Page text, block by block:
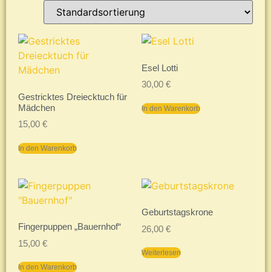
Gestricktes Dreiecktuch für
Mädchen
15,00 €
In den Warenkorb
Esel Lotti
30,00 €
In den Warenkorb
Fingerpuppen „Bauernhof“
15,00 €
In den Warenkorb
Geburtstagskrone
26,00 €
Weiterlesen